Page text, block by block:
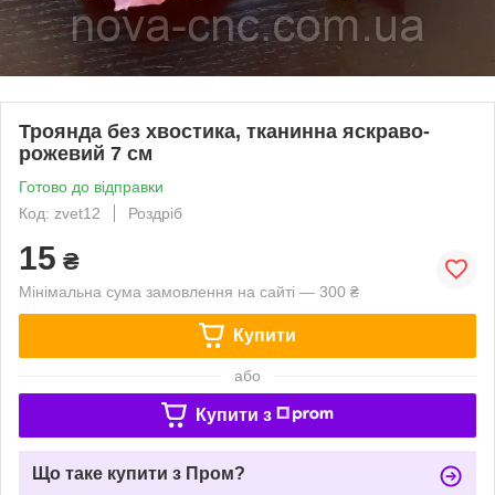
Троянда без хвостика, тканинна яскраво-
рожевий 7 см
Готово до відправки
Код: zvet12
Роздріб
15 ₴
Мінімальна сума замовлення на сайті — 300 ₴
Купити
або
Купити з
Що таке купити з Пром?